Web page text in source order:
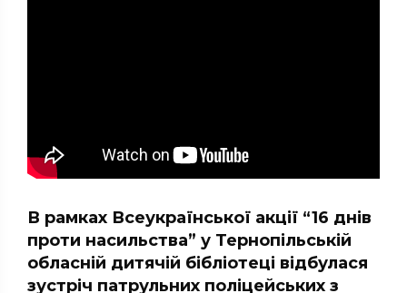
В рамках Всеукраїнської акції “16 днів
проти насильства” у Тернопільській
обласній дитячій бібліотеці відбулася
зустріч патрульних поліцейських з